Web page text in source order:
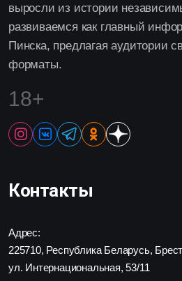
выросли из истории
развиваемся как главный
Пинска, предлагая аудитории
форматы.
18+
Контакты
Адрес:
225710, Республика Беларусь,
ул. Интернациональная, 53/11